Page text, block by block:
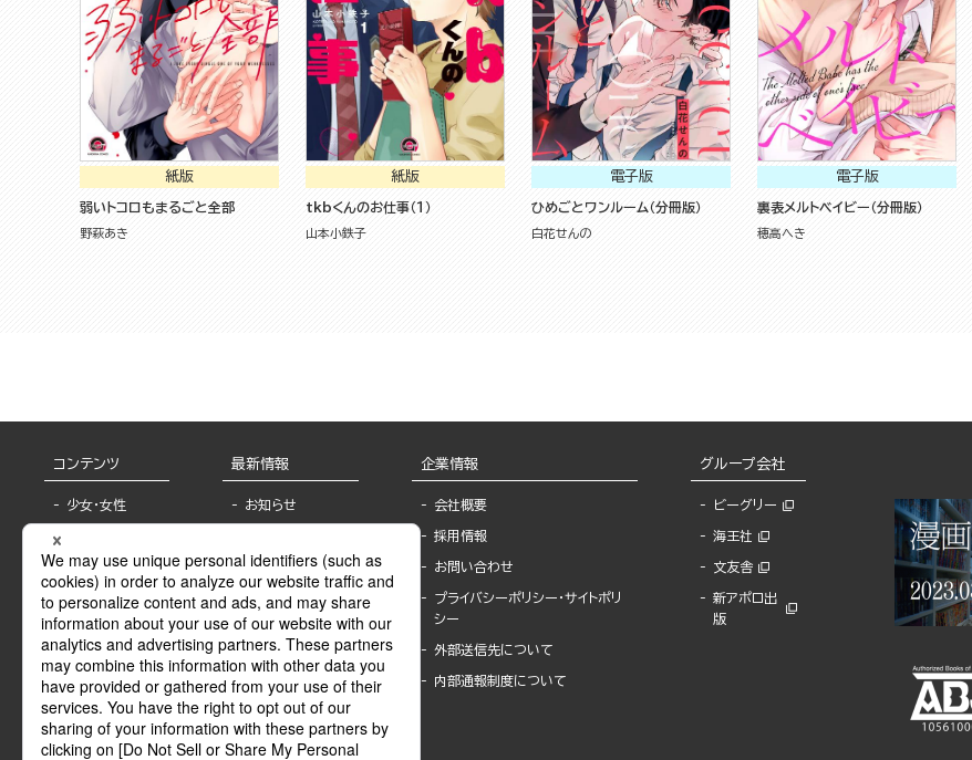
紙版
弱いトコロもまるごと全部
野萩あき
紙版
tkbくんのお仕事（１）
山本小鉄子
電子版
ひめごとワンルーム（分冊版）
白花せんの
電子版
裏表メルトベイビー（分冊版）
穂高へき
コンテンツ
少女・女性
BL
ライトノベル
青年・一般
グラビア・写真
モーター誌
SPECIAL
最新情報
お知らせ
報
書店様へ
海外ライセンシー
公式SNSアカウ
ント
作家一覧
Keyword list
企業情報
会社概要
採用情報
お問い合わせ
プライバシーポリシー・サイトポリ
シー
外部送信先について
内部通報制度について
グループ会社
ビーグリー
海王社
文友舎
新アポロ出
版